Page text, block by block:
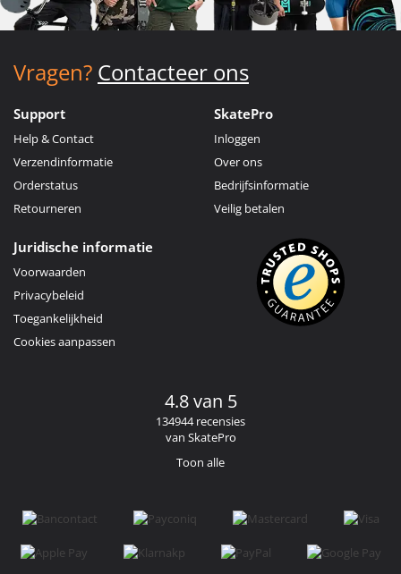
Vragen? Contacteer ons
Support
Help & Contact
Verzendinformatie
Orderstatus
Retourneren
SkatePro
Inloggen
Over ons
Bedrijfsinformatie
Veilig betalen
Juridische informatie
Voorwaarden
Privacybeleid
Toegankelijkheid
Cookies aanpassen
4.8 van 5
134944 recensies
van SkatePro
Toon alle